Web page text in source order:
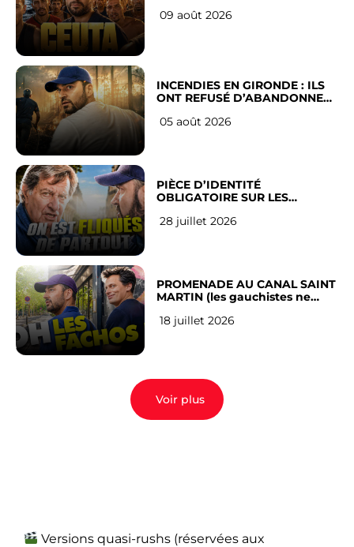
09 août 2026
INCENDIES EN GIRONDE : ILS
ONT REFUSÉ D’ABANDONNER
05 août 2026
PIÈCE D’IDENTITÉ
OBLIGATOIRE SUR LES
Français
28 juillet 2026
PROMENADE AU CANAL SAINT
MARTIN (les gauchistes ne
18 juillet 2026
Voir plus
Versions quasi-rushs (réservées aux